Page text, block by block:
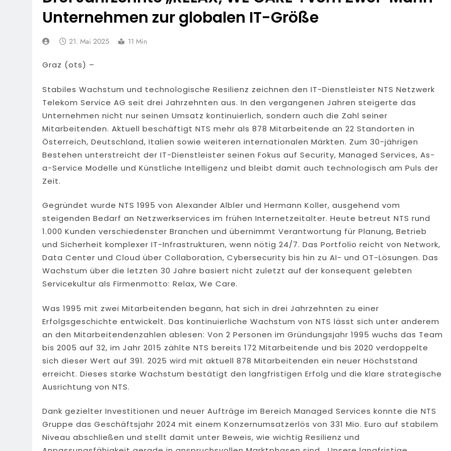
45 Einsatzkräfte Sicherten In Schwierigem Gelände Die Flanken Des
6. August 2026
POL-OF: Manipulierte Fahrzeuge Und Getuntes E-Bike Aus Dem Verkehr
POL-WI: Brand Eines Wohnmobils Führt Zu Einer Langen Sperrung Der A3
POL-NH: Schwalm-Eder-Kreis: 74-Jähriger Claus-Peter H. Aus Felsberg
5. August 2026
FW Rheingau-Taunus: Erstmeldung: Waldbrand Zwischen Bad
5. August 2026
POL-RTK: Leitungswechsel Bei Der Polizeidirektion Rheingau-Taunus
POL-OF: Abgelenkt Und Bestohlen: Zeugen Gesucht!; Mercedes Angedotzt:
Unternehmen zur globalen IT-Größe
21. Mai 2025 11 Min
Graz (ots) –
Stabiles Wachstum und technologische Resilienz zeichnen den IT-Dienstleister NTS Netzwerk
Telekom Service AG seit drei Jahrzehnten aus. In den vergangenen Jahren steigerte das
Unternehmen nicht nur seinen Umsatz kontinuierlich, sondern auch die Zahl seiner
Mitarbeitenden. Aktuell beschäftigt NTS mehr als 878 Mitarbeitende an 22 Standorten in
Österreich, Deutschland, Italien sowie weiteren internationalen Märkten. Zum 30-jährigen
Bestehen unterstreicht der IT-Dienstleister seinen Fokus auf Security, Managed Services, As-
a-Service Modelle und Künstliche Intelligenz und bleibt damit auch technologisch am Puls der
Zeit.
Gegründet wurde NTS 1995 von Alexander Albler und Hermann Koller, ausgehend vom
steigenden Bedarf an Netzwerkservices im frühen Internetzeitalter. Heute betreut NTS rund
1.000 Kunden verschiedenster Branchen und übernimmt Verantwortung für Planung, Betrieb
und Sicherheit komplexer IT-Infrastrukturen, wenn nötig 24/7. Das Portfolio reicht von Network,
Data Center und Cloud über Collaboration, Cybersecurity bis hin zu AI- und OT-Lösungen. Das
Wachstum über die letzten 30 Jahre basiert nicht zuletzt auf der konsequent gelebten
Servicekultur als Firmenmotto: Relax, We Care.
Was 1995 mit zwei Mitarbeitenden begann, hat sich in drei Jahrzehnten zu einer
Erfolgsgeschichte entwickelt. Das kontinuierliche Wachstum von NTS lässt sich unter anderem
an den Mitarbeitendenzahlen ablesen: Von 2 Personen im Gründungsjahr 1995 wuchs das Team
bis 2005 auf 32, im Jahr 2015 zählte NTS bereits 172 Mitarbeitende und bis 2020 verdoppelte
sich dieser Wert auf 391. 2025 wird mit aktuell 878 Mitarbeitenden ein neuer Höchststand
erreicht. Dieses starke Wachstum bestätigt den langfristigen Erfolg und die klare strategische
Ausrichtung von NTS.
Dank gezielter Investitionen und neuer Aufträge im Bereich Managed Services konnte die NTS
Gruppe das Geschäftsjahr 2024 mit einem Konzernumsatzerlös von 331 Mio. Euro auf stabilem
Niveau abschließen und stellt damit unter Beweis, wie wichtig Resilienz und